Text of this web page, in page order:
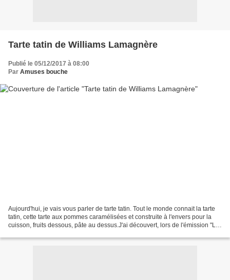
Tarte tatin de Williams Lamagnère
Publié le 05/12/2017 à 08:00
Par Amuses bouche
Aujourd'hui, je vais vous parler de tarte tatin. Tout le monde connait la tarte
tatin, cette tarte aux pommes caramélisées et construite à l'envers pour la
cuisson, fruits dessous, pâte au dessus.J'ai découvert, lors de l'émission "La